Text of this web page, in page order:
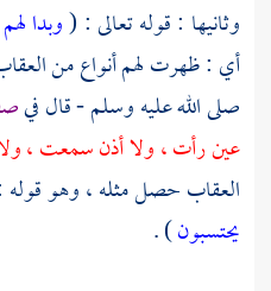
وثانيها : قوله تعالى : (وبدا
أي : ظهرت لهم أنواع من
صلى الله عليه وسلم - قال في
عين رأت ، ولا أذن سمعت ،
العقاب حصل مثله ، وهو
يحتسبون) .